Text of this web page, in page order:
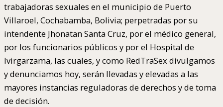
trabajadoras sexuales en el municipio de Puerto
Villaroel, Cochabamba, Bolivia; perpetradas por su
intendente Jhonatan Santa Cruz, por el médico general,
por los funcionarios públicos y por el Hospital de
Ivirgarzama, las cuales, y como RedTraSex divulgamos
y denunciamos hoy, serán llevadas y elevadas a las
mayores instancias reguladoras de derechos y de toma
de decisión.